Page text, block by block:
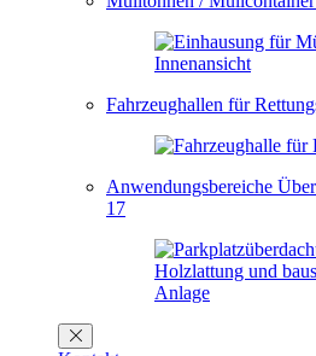
Fahrzeughallen für
Anwendungsbereiche
17